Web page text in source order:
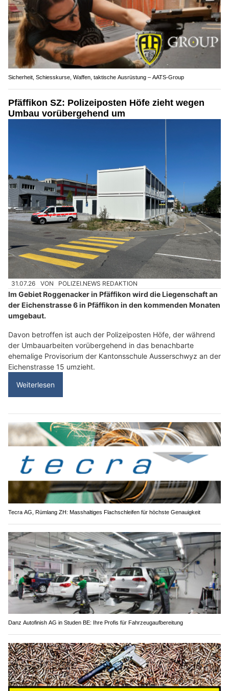
Sicherheit, Schiesskurse, Waffen, taktische Ausrüstung – AATS-Group
Pfäffikon SZ: Polizeiposten Höfe zieht wegen
Umbau vorübergehend um
31.07.26 VON POLIZEI.NEWS REDAKTION
Im Gebiet Roggenacker in Pfäffikon wird die Liegenschaft an
der Eichenstrasse 6 in Pfäffikon in den kommenden Monaten
umgebaut.
Davon betroffen ist auch der Polizeiposten Höfe, der während
der Umbauarbeiten vorübergehend in das benachbarte
ehemalige Provisorium der Kantonsschule Ausserschwyz an der
Eichenstrasse 15 umzieht.
Weiterlesen
Tecra AG, Rümlang ZH: Masshaltiges Flachschleifen für höchste Genauigkeit
Danz Autofinish AG in Studen BE: Ihre Profis für Fahrzeugaufbereitung